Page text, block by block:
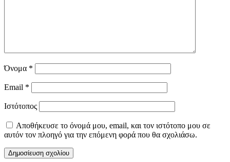
Όνομα *
Email *
Ιστότοπος
Αποθήκευσε το όνομά μου, email, και τον ιστότοπο μου σε
αυτόν τον πλοηγό για την επόμενη φορά που θα σχολιάσω.